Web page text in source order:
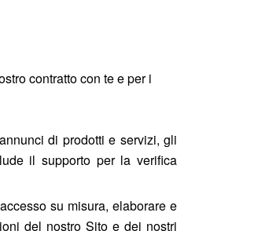
contratto con te e per i
di prodotti e servizi, gli
il supporto per la verifica
su misura, elaborare e
del nostro Sito e dei nostri